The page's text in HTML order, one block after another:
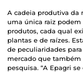
A cadeia produtiva da
uma única raiz
produtos, cada qual
plantas e de raízes.
de peculiaridades
mercado que
pesquisa. “A Epagri